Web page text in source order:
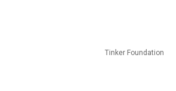
Tinker Foundation